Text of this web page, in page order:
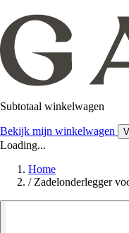
Subtotaal winkelwagen
Bekijk mijn winkelwagen
Loading...
Home
/ Zadelonderlegger